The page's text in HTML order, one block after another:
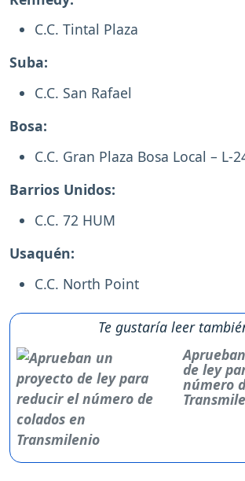
C.C. Tintal Plaza
Suba:
C.C. San Rafael
Bosa:
C.C. Gran Plaza Bosa Local – L-
Barrios Unidos:
C.C. 72 HUM
Usaquén:
C.C. North Point
Te gustaría leer
de ley
número